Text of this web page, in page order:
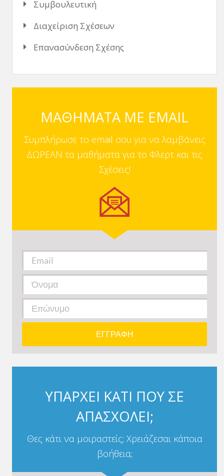
Συμβουλευτική
Διαχείριση Σχέσεων
Επανασύνδεση Σχέσης
ΜΑΘΗΜΑΤΑ ΜΕ EMAIL
Συμπλήρωσε το email σου για να λαμβάνεις
ΔΩΡΕΑΝ τα μαθήματα για το Φλερτ και τις
Σχέσεις!
ΥΠΑΡΧΕΙ ΚΑΤΙ ΠΟΥ ΣΕ
ΑΠΑΣΧΟΛΕΙ;
Θες κάτι να μοιραστείς; Χρειάζεσαι κάποια
βοήθεια;